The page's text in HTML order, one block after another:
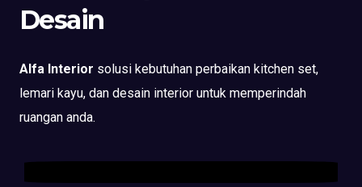
Desain
Alfa Interior solusi kebutuhan perbaikan kitchen set,
lemari kayu, dan desain interior untuk memperindah
ruangan anda.